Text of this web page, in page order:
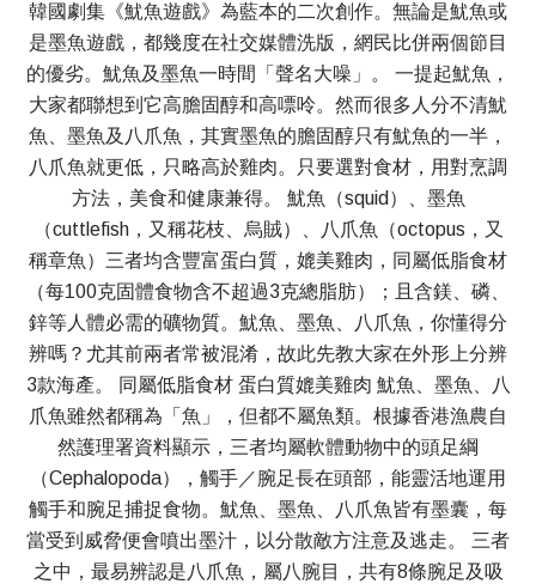
韓國劇集《魷魚遊戲》為藍本的二次創作。無論是魷魚或
是墨魚遊戲，都幾度在社交媒體洗版，網民比併兩個節目
的優劣。魷魚及墨魚一時間「聲名大噪」。 一提起魷魚，
大家都聯想到它高膽固醇和高嘌呤。然而很多人分不清魷
魚、墨魚及八爪魚，其實墨魚的膽固醇只有魷魚的一半，
八爪魚就更低，只略高於雞肉。只要選對食材，用對烹調
方法，美食和健康兼得。 魷魚（squid）、墨魚
（cuttlefish，又稱花枝、烏賊）、八爪魚（octopus，又
稱章魚）三者均含豐富蛋白質，媲美雞肉，同屬低脂食材
（每100克固體食物含不超過3克總脂肪）；且含鎂、磷、
鋅等人體必需的礦物質。魷魚、墨魚、八爪魚，你懂得分
辨嗎？尤其前兩者常被混淆，故此先教大家在外形上分辨
3款海產。 同屬低脂食材 蛋白質媲美雞肉 魷魚、墨魚、八
爪魚雖然都稱為「魚」，但都不屬魚類。根據香港漁農自
然護理署資料顯示，三者均屬軟體動物中的頭足綱
（Cephalopoda），觸手／腕足長在頭部，能靈活地運用
觸手和腕足捕捉食物。魷魚、墨魚、八爪魚皆有墨囊，每
當受到威脅便會噴出墨汁，以分散敵方注意及逃走。 三者
之中，最易辨認是八爪魚，屬八腕目，共有8條腕足及吸